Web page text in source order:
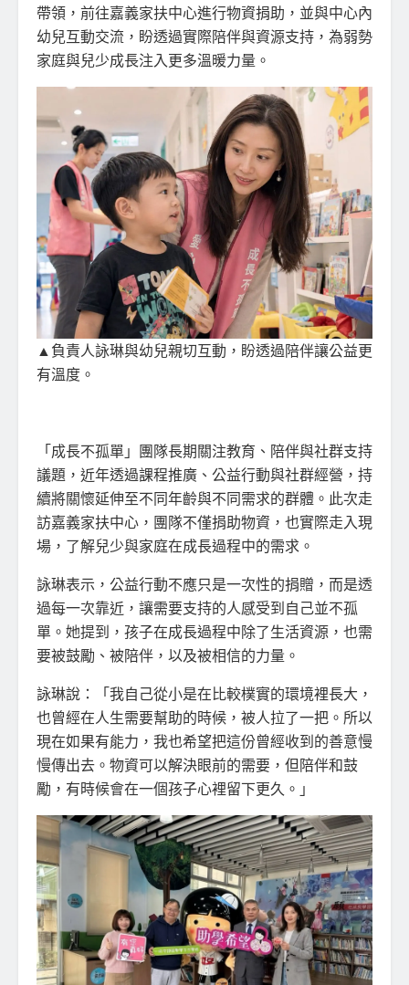
帶領，前往嘉義家扶中心進行物資捐助，並與中心內
幼兒互動交流，盼透過實際陪伴與資源支持，為弱勢
家庭與兒少成長注入更多溫暖力量。
▲負責人詠琳與幼兒親切互動，盼透過陪伴讓公益更
有溫度。
「成長不孤單」團隊長期關注教育、陪伴與社群支持
議題，近年透過課程推廣、公益行動與社群經營，持
續將關懷延伸至不同年齡與不同需求的群體。此次走
訪嘉義家扶中心，團隊不僅捐助物資，也實際走入現
場，了解兒少與家庭在成長過程中的需求。
詠琳表示，公益行動不應只是一次性的捐贈，而是透
過每一次靠近，讓需要支持的人感受到自己並不孤
單。她提到，孩子在成長過程中除了生活資源，也需
要被鼓勵、被陪伴，以及被相信的力量。
詠琳說：「我自己從小是在比較樸實的環境裡長大，
也曾經在人生需要幫助的時候，被人拉了一把。所以
現在如果有能力，我也希望把這份曾經收到的善意慢
慢傳出去。物資可以解決眼前的需要，但陪伴和鼓
勵，有時候會在一個孩子心裡留下更久。」